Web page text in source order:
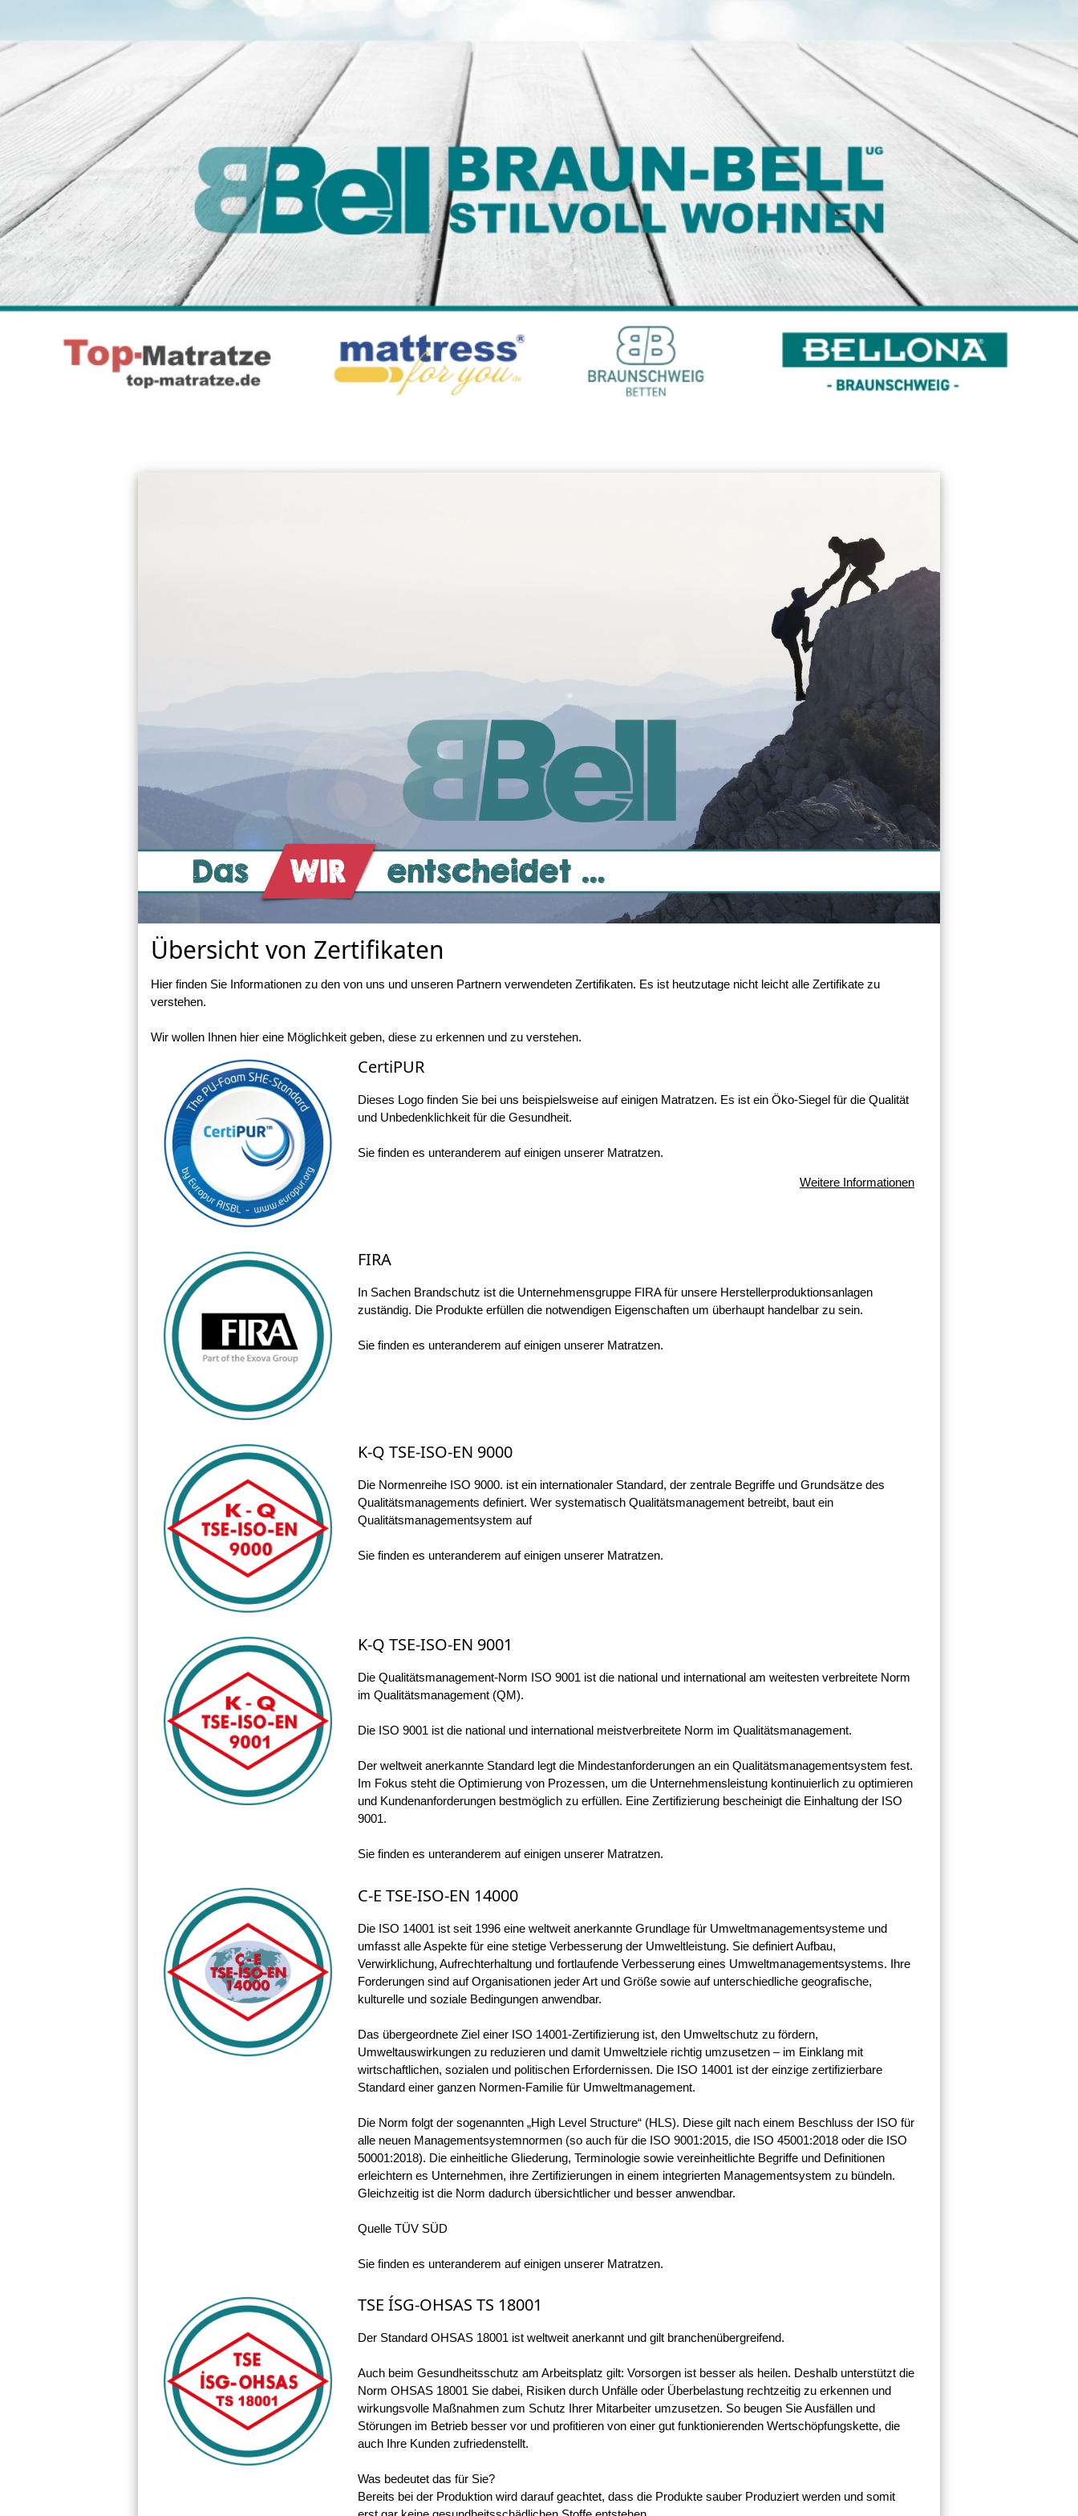
Übersicht von Zertifikaten
Hier finden Sie Informationen zu den von uns und unseren Partnern verwendeten Zertifikaten. Es ist heutzutage nicht leicht alle Zertifikate zu
verstehen.
Wir wollen Ihnen hier eine Möglichkeit geben, diese zu erkennen und zu verstehen.
CertiPUR
Dieses Logo finden Sie bei uns beispielsweise auf einigen Matratzen. Es ist ein Öko-Siegel für die Qualität
und Unbedenklichkeit für die Gesundheit.
Sie finden es unteranderem auf einigen unserer Matratzen.
Weitere Informationen
FIRA
In Sachen Brandschutz ist die Unternehmensgruppe FIRA für unsere Herstellerproduktionsanlagen
zuständig. Die Produkte erfüllen die notwendigen Eigenschaften um überhaupt handelbar zu sein.
Sie finden es unteranderem auf einigen unserer Matratzen.
K-Q TSE-ISO-EN 9000
Die Normenreihe ISO 9000. ist ein internationaler Standard, der zentrale Begriffe und Grundsätze des
Qualitätsmanagements definiert. Wer systematisch Qualitätsmanagement betreibt, baut ein
Qualitätsmanagementsystem auf
Sie finden es unteranderem auf einigen unserer Matratzen.
K-Q TSE-ISO-EN 9001
Die Qualitätsmanagement-Norm ISO 9001 ist die national und international am weitesten verbreitete Norm
im Qualitätsmanagement (QM).
Die ISO 9001 ist die national und international meistverbreitete Norm im Qualitätsmanagement.
Der weltweit anerkannte Standard legt die Mindestanforderungen an ein Qualitätsmanagementsystem fest.
Im Fokus steht die Optimierung von Prozessen, um die Unternehmensleistung kontinuierlich zu optimieren
und Kundenanforderungen bestmöglich zu erfüllen. Eine Zertifizierung bescheinigt die Einhaltung der ISO
9001.
Sie finden es unteranderem auf einigen unserer Matratzen.
C-E TSE-ISO-EN 14000
Die ISO 14001 ist seit 1996 eine weltweit anerkannte Grundlage für Umweltmanagementsysteme und
umfasst alle Aspekte für eine stetige Verbesserung der Umweltleistung. Sie definiert Aufbau,
Verwirklichung, Aufrechterhaltung und fortlaufende Verbesserung eines Umweltmanagementsystems. Ihre
Forderungen sind auf Organisationen jeder Art und Größe sowie auf unterschiedliche geografische,
kulturelle und soziale Bedingungen anwendbar.
Das übergeordnete Ziel einer ISO 14001-Zertifizierung ist, den Umweltschutz zu fördern,
Umweltauswirkungen zu reduzieren und damit Umweltziele richtig umzusetzen – im Einklang mit
wirtschaftlichen, sozialen und politischen Erfordernissen. Die ISO 14001 ist der einzige zertifizierbare
Standard einer ganzen Normen-Familie für Umweltmanagement.
Die Norm folgt der sogenannten „High Level Structure“ (HLS). Diese gilt nach einem Beschluss der ISO für
alle neuen Managementsystemnormen (so auch für die ISO 9001:2015, die ISO 45001:2018 oder die ISO
50001:2018). Die einheitliche Gliederung, Terminologie sowie vereinheitlichte Begriffe und Definitionen
erleichtern es Unternehmen, ihre Zertifizierungen in einem integrierten Managementsystem zu bündeln.
Gleichzeitig ist die Norm dadurch übersichtlicher und besser anwendbar.
Quelle TÜV SÜD
Sie finden es unteranderem auf einigen unserer Matratzen.
TSE ÍSG-OHSAS TS 18001
Der Standard OHSAS 18001 ist weltweit anerkannt und gilt branchenübergreifend.
Auch beim Gesundheitsschutz am Arbeitsplatz gilt: Vorsorgen ist besser als heilen. Deshalb unterstützt die
Norm OHSAS 18001 Sie dabei, Risiken durch Unfälle oder Überbelastung rechtzeitig zu erkennen und
wirkungsvolle Maßnahmen zum Schutz Ihrer Mitarbeiter umzusetzen. So beugen Sie Ausfällen und
Störungen im Betrieb besser vor und profitieren von einer gut funktionierenden Wertschöpfungskette, die
auch Ihre Kunden zufriedenstellt.
Was bedeutet das für Sie?
Bereits bei der Produktion wird darauf geachtet, dass die Produkte sauber Produziert werden und somit